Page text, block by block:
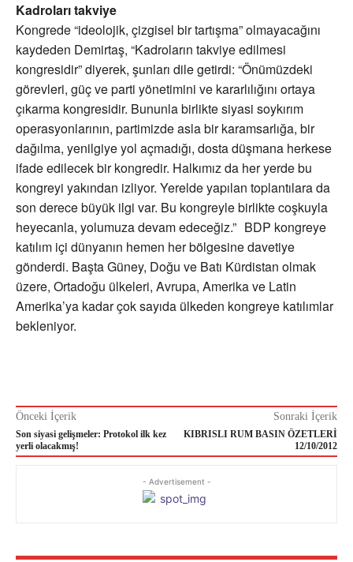
Kadroları takviye
Kongrede “ideolojik, çizgisel bir tartışma” olmayacağını
kaydeden Demirtaş, “Kadroların takviye edilmesi
kongresidir” diyerek, şunları dile getirdi: “Önümüzdeki
görevleri, güç ve parti yönetimini ve kararlılığını ortaya
çıkarma kongresidir. Bununla birlikte siyasi soykırım
operasyonlarının, partimizde asla bir karamsarlığa, bir
dağılma, yenilgiye yol açmadığı, dosta düşmana herkese
ifade edilecek bir kongredir. Halkımız da her yerde bu
kongreyi yakından izliyor. Yerelde yapılan toplantılara da
son derece büyük ilgi var. Bu kongreyle birlikte coşkuyla
heyecanla, yolumuza devam edeceğiz.” BDP kongreye
katılım içi dünyanın hemen her bölgesine davetiye
gönderdi. Başta Güney, Doğu ve Batı Kürdistan olmak
üzere, Ortadoğu ülkeleri, Avrupa, Amerika ve Latin
Amerika’ya kadar çok sayıda ülkeden kongreye katılımlar
bekleniyor.
Önceki İçerik
Son siyasi gelişmeler: Protokol ilk kez
yerli olacakmış!
Sonraki İçerik
KIBRISLI RUM BASIN ÖZETLERİ
12/10/2012
- Advertisement -